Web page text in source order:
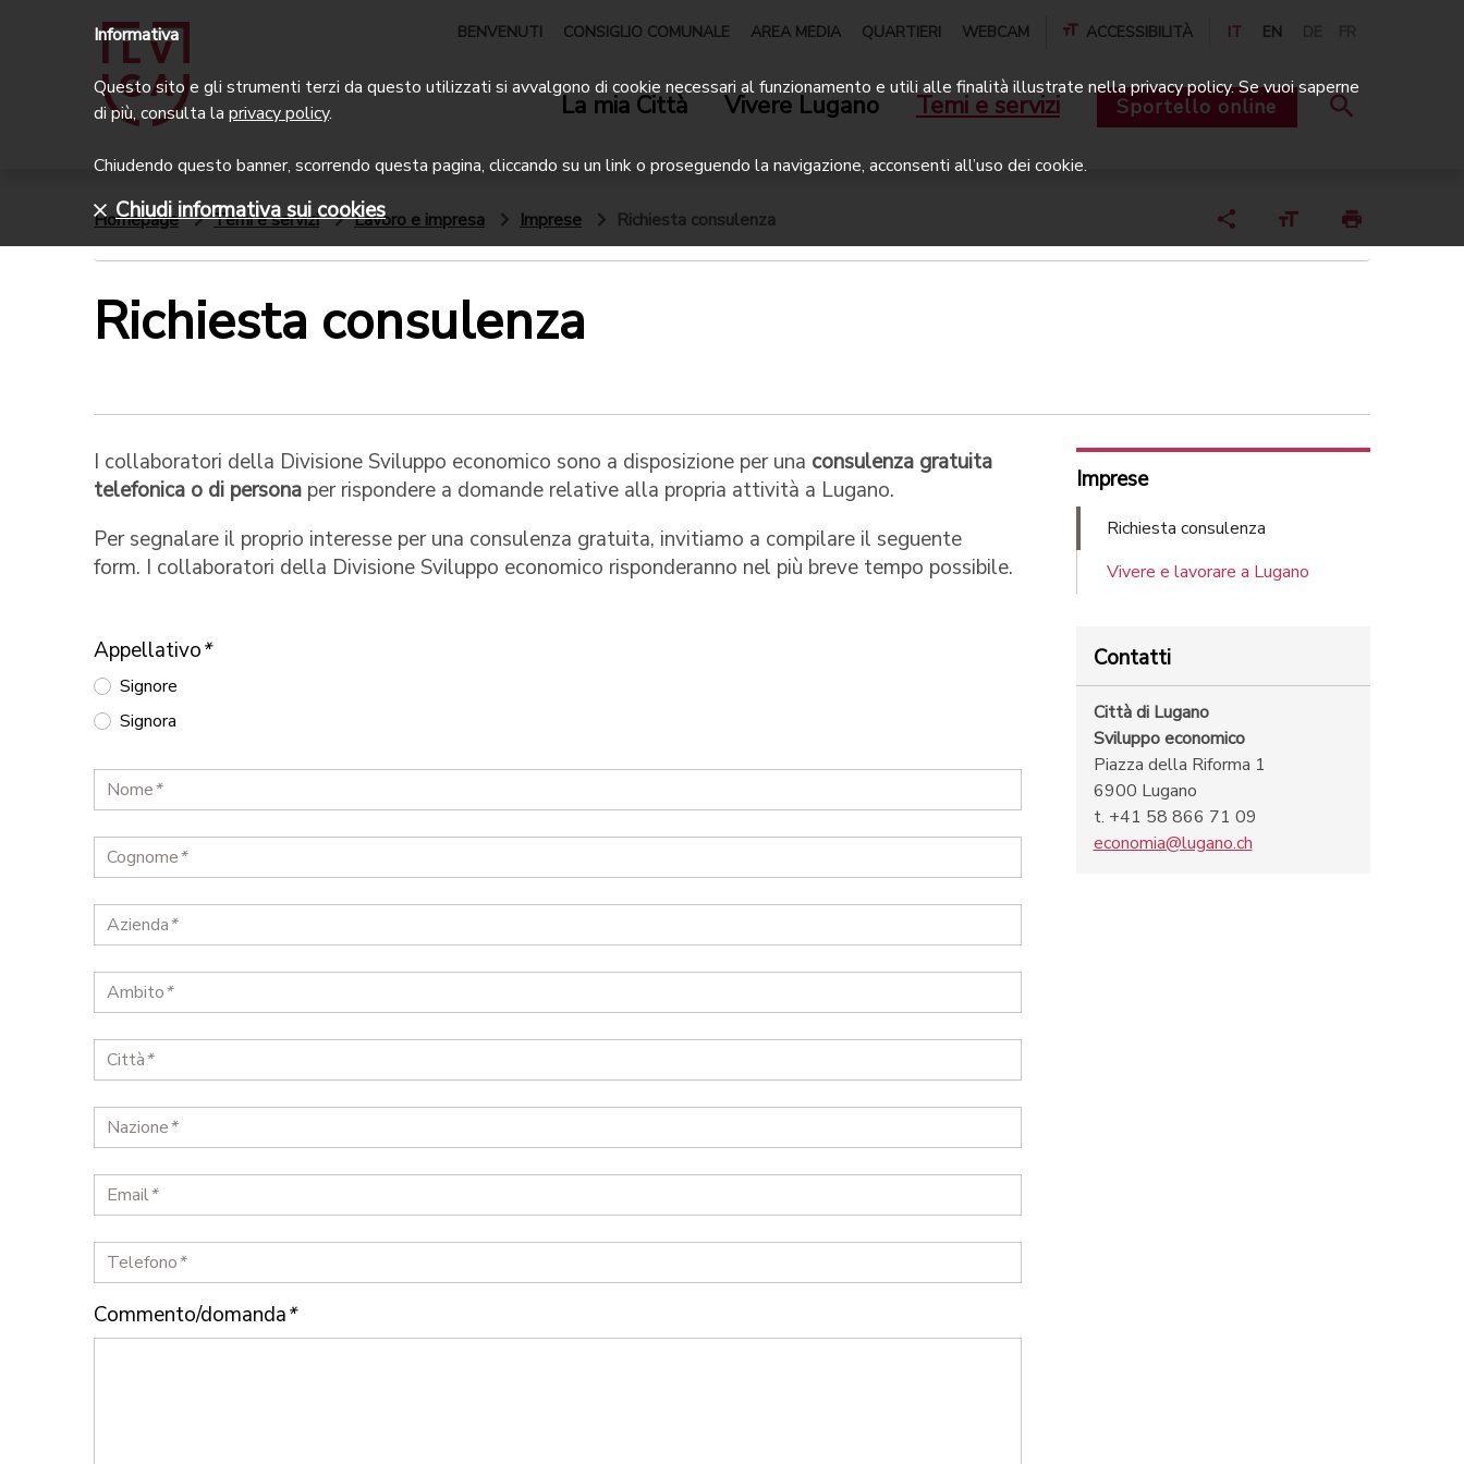
BENVENUTI CONSIGLIO COMUNALE AREA MEDIA QUARTIERI WEBCAM ACCESSIBILITÀ IT EN
La mia Città Vivere Lugano Temi e servizi Sportello online
Homepage Temi e servizi Lavoro e impresa Imprese Richiesta consulenza
Richiesta consulenza
I collaboratori della Divisione Sviluppo economico sono a disposizione per una consulenza gratuita
telefonica o di persona per rispondere a domande relative alla propria attività a Lugano.
Per segnalare il proprio interesse per una consulenza gratuita, invitiamo a compilare il seguente
form. I collaboratori della Divisione Sviluppo economico risponderanno nel più breve tempo possibile.
Appellativo*
Signore
Signora
Nome*
Cognome*
Azienda*
Ambito*
Città*
Nazione*
Email*
Telefono*
Commento/domanda*
Imprese
Richiesta consulenza
Vivere e lavorare a Lugano
Contatti
Città di Lugano
Sviluppo economico
Piazza della Riforma 1
6900 Lugano
t. +41 58 866 71 09
economia@lugano.ch
Informativa
Questo sito e gli strumenti terzi da questo utilizzati si avvalgono di cookie necessari al funzionamento e utili alle finalità illustrate nella privacy policy. Se vuoi saperne
di più, consulta la privacy policy.
Chiudendo questo banner, scorrendo questa pagina, cliccando su un link o proseguendo la navigazione, acconsenti all’uso dei cookie.
Chiudi informativa sui cookies